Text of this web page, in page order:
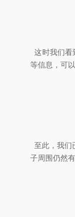
这时我们看
等信息，可
至此，我们
子周围仍然